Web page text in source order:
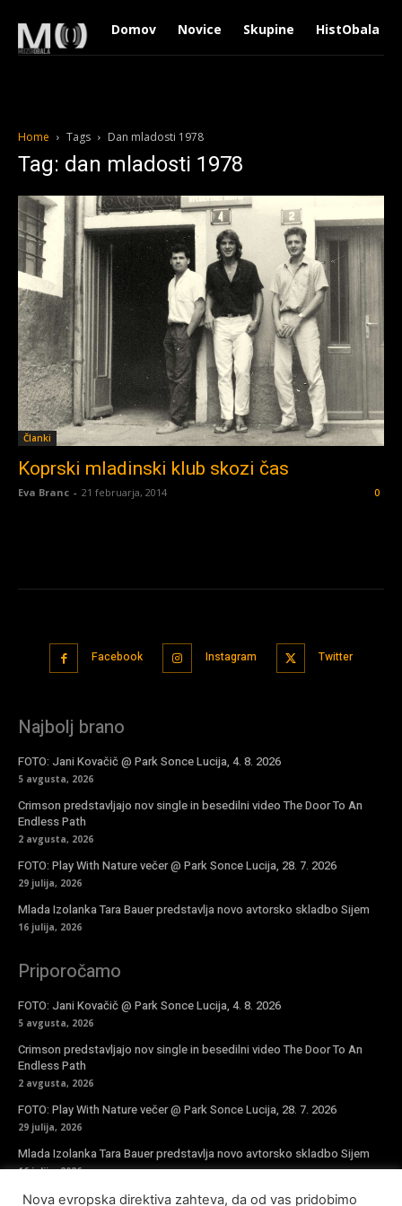
Domov Novice Skupine HistObala
Home Tags Dan mladosti 1978
Tag: dan mladosti 1978
Članki
Koprski mladinski klub skozi čas
Eva Branc - 21 februarja, 2014 0
Facebook Instagram Twitter
Najbolj brano
FOTO: Jani Kovačič @ Park Sonce Lucija, 4. 8. 2026
5 avgusta, 2026
Crimson predstavljajo nov single in besedilni video The Door To An
Endless Path
2 avgusta, 2026
FOTO: Play With Nature večer @ Park Sonce Lucija, 28. 7. 2026
29 julija, 2026
Mlada Izolanka Tara Bauer predstavlja novo avtorsko skladbo Sijem
16 julija, 2026
Priporočamo
FOTO: Jani Kovačič @ Park Sonce Lucija, 4. 8. 2026
5 avgusta, 2026
Crimson predstavljajo nov single in besedilni video The Door To An
Endless Path
2 avgusta, 2026
FOTO: Play With Nature večer @ Park Sonce Lucija, 28. 7. 2026
29 julija, 2026
Mlada Izolanka Tara Bauer predstavlja novo avtorsko skladbo Sijem
16 julija, 2026
Nova evropska direktiva zahteva, da od vas pridobimo